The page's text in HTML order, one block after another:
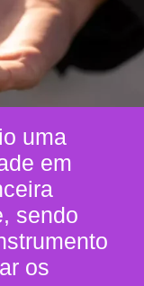
uma
em
sendo
os